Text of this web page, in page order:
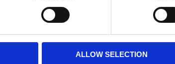
ALLOW SELECTION